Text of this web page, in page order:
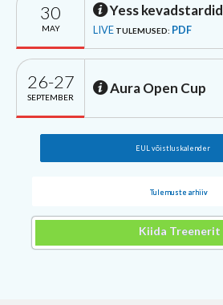
30
MAY
Yess kevadstardid
LIVE TULEMUSED: PDF
26-27
SEPTEMBER
Aura Open Cup
EUL võistluskalender
Tulemuste arhiiv
Kiida Treenerit